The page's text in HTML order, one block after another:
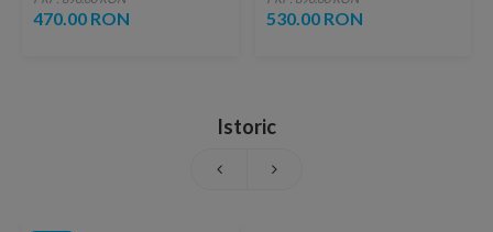
ventil inclus
470.00 RON
copper
530.00 RON
Istoric